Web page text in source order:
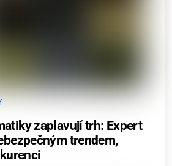
zaplavují trh: Expert
trendem,